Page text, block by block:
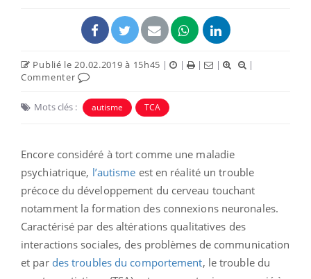
Publié le 20.02.2019 à 15h45 | | | |
|
Commenter
Mots clés : autisme TCA
Encore considéré à tort comme une maladie
psychiatrique, l’autisme est en réalité un trouble
précoce du développement du cerveau touchant
notamment la formation des connexions neuronales.
Caractérisé par des altérations qualitatives des
interactions sociales, des problèmes de communication
et par des troubles du comportement, le trouble du